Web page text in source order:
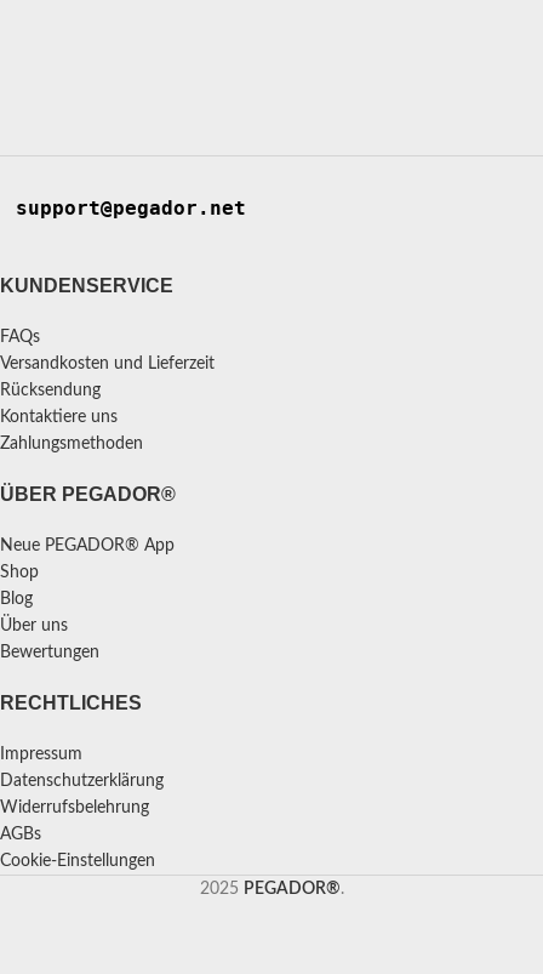
support@pegador.net
KUNDENSERVICE
FAQs
Versandkosten und Lieferzeit
Rücksendung
Kontaktiere uns
Zahlungsmethoden
ÜBER PEGADOR®
Neue PEGADOR® App
Shop
Blog
Über uns
Bewertungen
RECHTLICHES
Impressum
Datenschutzerklärung
Widerrufsbelehrung
AGBs
Cookie-Einstellungen
2025 PEGADOR®.